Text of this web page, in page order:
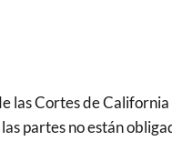
Cortes de
partes no están